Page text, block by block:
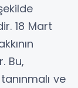
18 Mart
Bu,
ve